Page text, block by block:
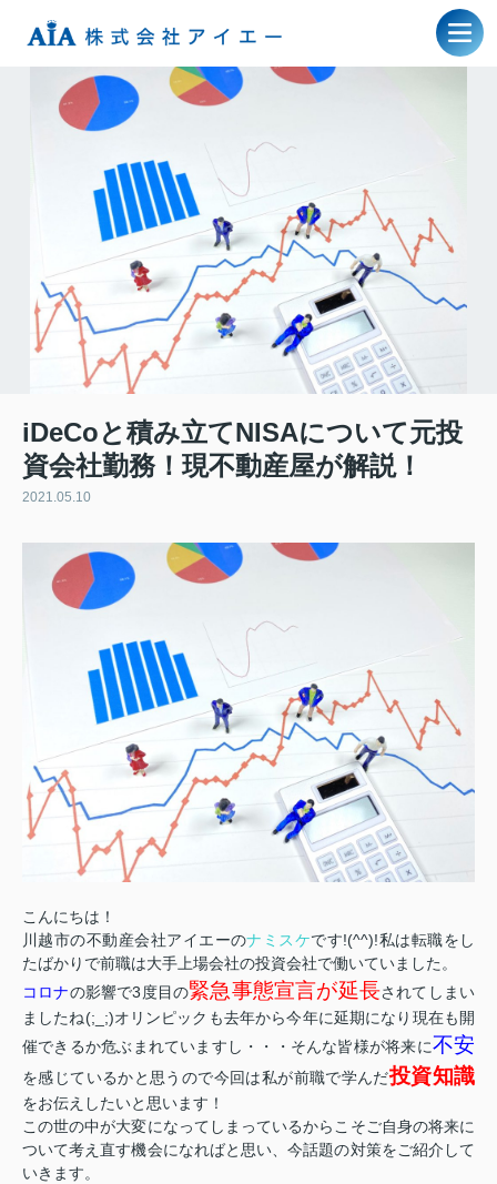
iDeCoと積み立てNISAについて元投
資会社勤務！現不動産屋が解説！
2021.05.10
こんにちは！
川越市の不動産会社アイエーのナミスケです!(^^)!私は転職をし
たばかりで前職は大手上場会社の投資会社で働いていました。
コロナの影響で3度目の緊急事態宣言が延長されてしまい
ましたね(;_;)オリンピックも去年から今年に延期になり現在も開
催できるか危ぶまれていますし・・・そんな皆様が将来に不安
を感じているかと思うので今回は私が前職で学んだ投資知識
をお伝えしたいと思います！
この世の中が大変になってしまっているからこそご自身の将来に
ついて考え直す機会になればと思い、今話題の対策をご紹介して
いきます。